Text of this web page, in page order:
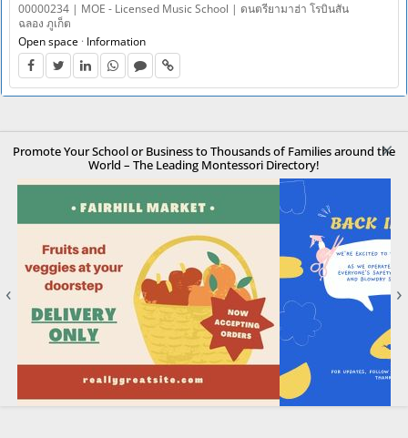
00000234 | MOE - Licensed Music School | ดนตรียามาฮ่า โรบินสัน
ฉลอง ภูเก็ต
Open space · Information
×
Promote Your School or Business to Thousands of Families around the
World – The Leading Montessori Directory!
‹ ›